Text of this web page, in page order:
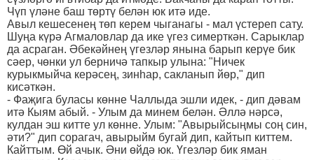
Чүп үләне баш төртү белән юк итә иде.
Авыл кешесенең төп керем чыганагы - мал үстереп сату.
Шуңа күрә Агмаловлар да ике үгез симерткән. Сарыклар
да асраган. Әбекәйнең үгезләр янына барып керүе бик
сәер, чөнки ул берничә тапкыр улына: "Ничек
курыкмыйча керәсең, зинһар, сакланып йөр," дип
кисәткән.
- Фаҗига буласы көнне Чаллыда эшли идек, - дип дәвам
итә Кыям абый. - Улым да минем белән. Әллә нәрсә,
кулдан эш китте ул көнне. Улым: "Авырыйсыңмы соң син,
әти?" дип сорагач, авырыйм бугай дип, кайтып киттем.
Кайттым. Өй ачык. Әни өйдә юк. Үгезләр бик яман